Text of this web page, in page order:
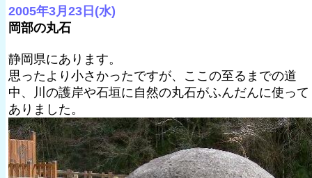
2005年3月23日(水)
岡部の丸石
静岡県にあります。
思ったより小さかったですが、ここの至るまでの道
中、川の護岸や石垣に自然の丸石がふんだんに使って
ありました。